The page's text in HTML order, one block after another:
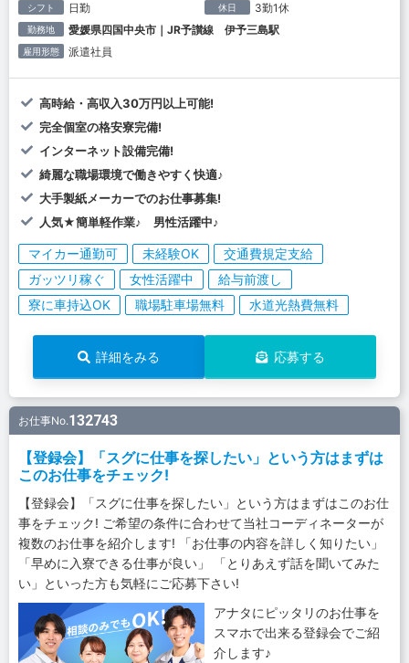
シフト 日勤 休日 3勤1休
勤務地 愛媛県四国中央市｜JR予讃線 伊予三島駅
雇用形態 派遣社員
高時給・高収入30万円以上可能!
完全個室の格安寮完備!
インターネット設備完備!
綺麗な職場環境で働きやすく快適♪
大手製紙メーカーでのお仕事募集!
人気★簡単軽作業♪ 男性活躍中♪
マイカー通勤可 未経験OK
交通費規定支給
ガッツリ稼ぐ
女性活躍中
給与前渡し
寮に車持込OK
職場駐車場無料 水道光熱費無料
詳細をみる 応募する
お仕事No.132743
【登録会】「スグに仕事を探したい」という方はまずは
このお仕事をチェック!
【登録会】「スグに仕事を探したい」という方はまずはこのお仕
事をチェック! ご希望の条件に合わせて当社コーディネーターが
複数のお仕事を紹介します! 「お仕事の内容を詳しく知りたい」
「早めに入寮できる仕事が良い」 「とりあえず話を聞いてみた
い」といった方も気軽にご応募下さい!
アナタにピッタリのお仕事を
スマホで出来る登録会でご紹
介します♪